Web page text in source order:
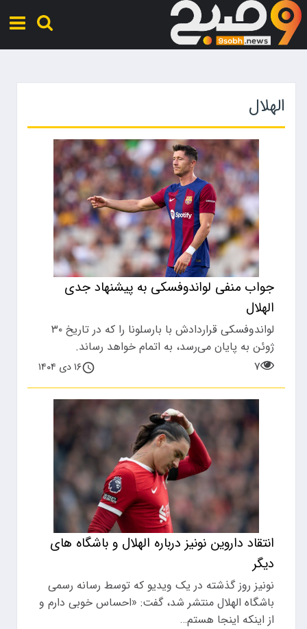
الهلال
جواب منفی لواندوفسکی به پیشنهاد جدی
الهلال
لواندوفسکی قراردادش با بارسلونا را که در تاریخ ۳۰
ژوئن به پایان می‌رسد، به اتمام خواهد رساند.
۷
۱۶ دی ۱۴۰۴
انتقاد داروین نونیز درباره الهلال و باشگاه های
دیگر
نونیز روز گذشته در یک ویدیو که توسط رسانه رسمی
باشگاه الهلال منتشر شد، گفت: «احساس خوبی دارم و
از اینکه اینجا هستم…